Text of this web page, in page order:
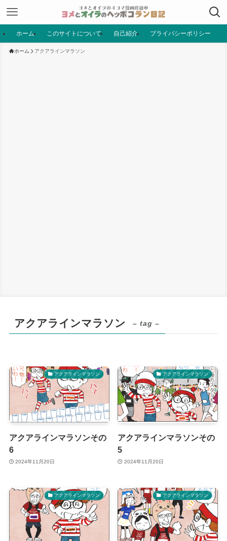
ホーム このサイトについて 自己紹介 プライバシーポリシー
ホーム アクアラインマラソン
アクアラインマラソン – tag –
アクアラインマラソン
アクアラインマラソンその
6
2024年11月20日
アクアラインマラソン
アクアラインマラソンその
5
2024年11月20日
アクアラインマラソン アクアラインマラソン